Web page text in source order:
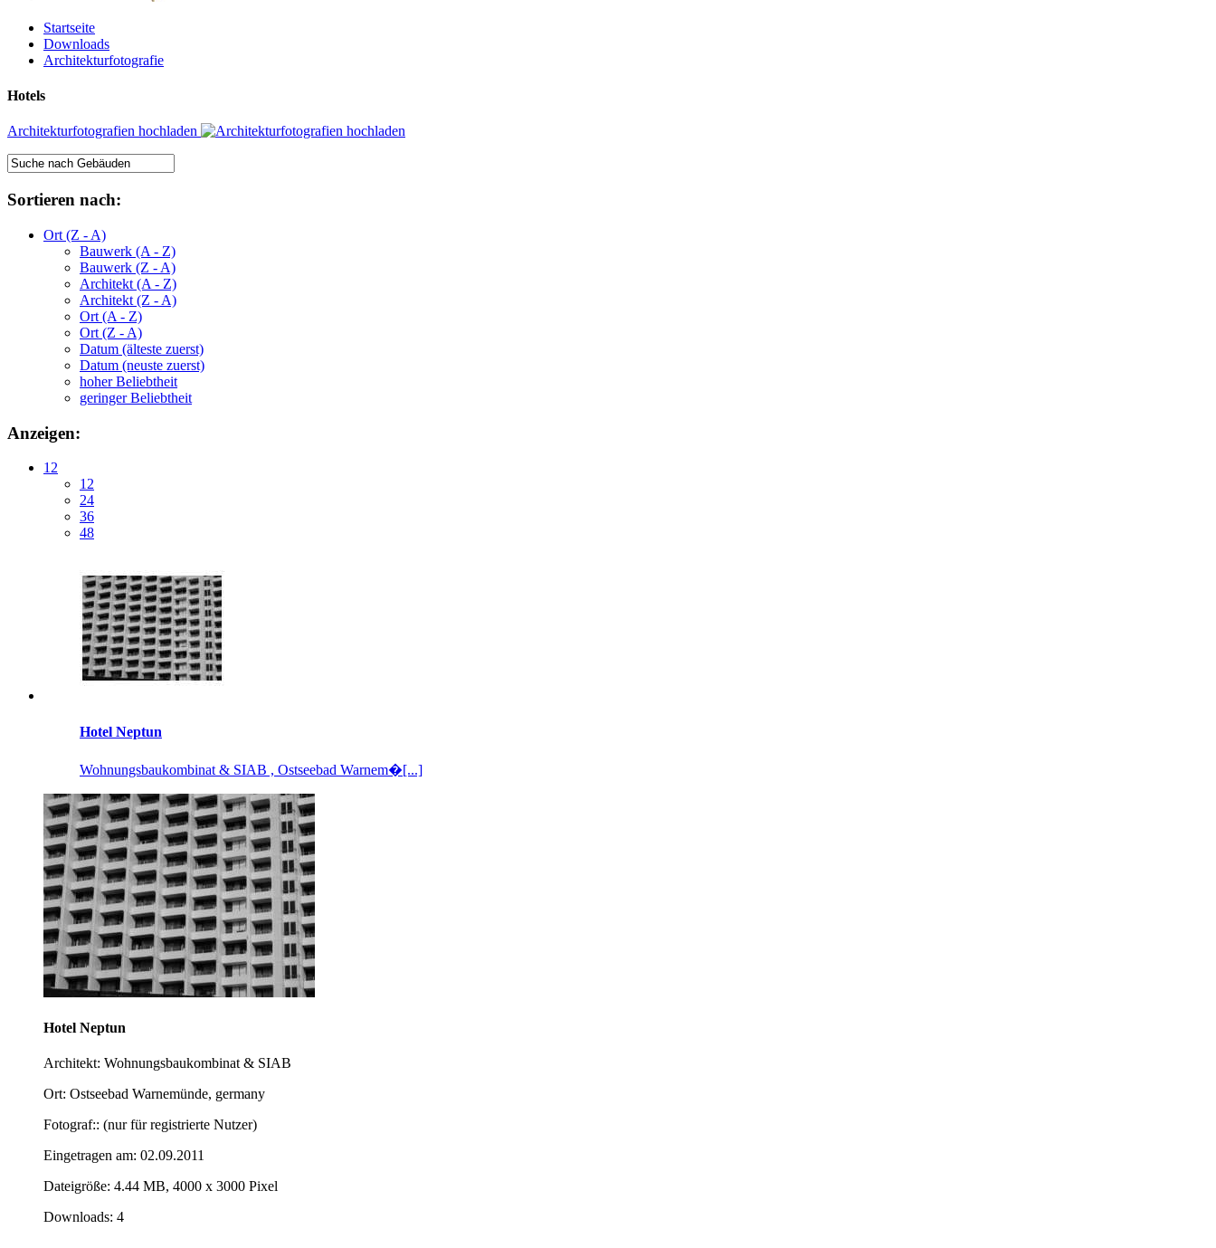
Startseite
Downloads
Architekturfotografie
Hotels
Architekturfotografien hochladen
Sortieren nach:
Ort (Z - A)
Bauwerk (A - Z)
Bauwerk (Z - A)
Architekt (A - Z)
Architekt (Z - A)
Ort (A - Z)
Ort (Z - A)
Datum (älteste zuerst)
Datum (neuste zuerst)
hoher Beliebtheit
geringer Beliebtheit
Anzeigen:
12
12
24
36
48
Hotel Neptun
Wohnungsbaukombinat & SIAB , Ostseebad Warnem�[...]
Hotel Neptun
Architekt: Wohnungsbaukombinat & SIAB
Ort: Ostseebad Warnemünde, germany
Fotograf:: (nur für registrierte Nutzer)
Eingetragen am: 02.09.2011
Dateigröße: 4.44 MB, 4000 x 3000 Pixel
Downloads: 4